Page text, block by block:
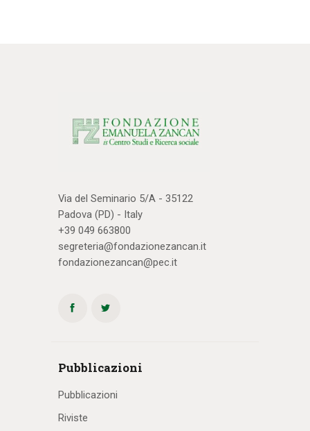
Via del Seminario 5/A - 35122
Padova (PD) - Italy
+39 049 663800
segreteria@fondazionezancan.it
fondazionezancan@pec.it
Pubblicazioni
Pubblicazioni
Riviste